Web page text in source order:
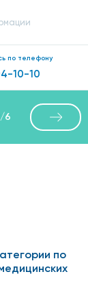
по телефону
10-10
/6
по